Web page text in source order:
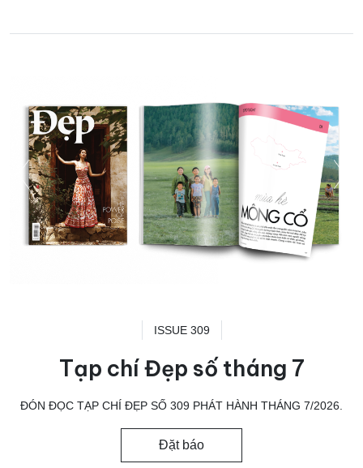
ISSUE 309
Tạp chí Đẹp số tháng 7
ĐÓN ĐỌC TẠP CHÍ ĐẸP SỐ 309 PHÁT HÀNH THÁNG 7/2026.
Đặt báo